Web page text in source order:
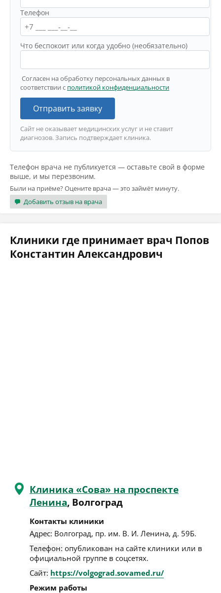
Телефон
Что беспокоит или когда удобно (необязательно)
Согласен на обработку персональных данных в
соответствии с политикой конфиденциальности
Отправить заявку
Сайт не оказывает медицинских услуг и не ставит
диагнозов. Запись подтверждает клиника.
Телефон врача не публикуется — оставьте свой в форме
выше, и мы перезвоним.
Были на приёме? Оцените врача — это займёт минуту.
Добавить отзыв на врача
Клиники где принимает врач Попов
Константин Александрович
Клиника «Сова» на проспекте
Ленина, Волгоград
Контакты клиники
Адрес: Волгоград, пр. им. В. И. Ленина, д. 59Б.
Телефон: опубликован на сайте клиники или в
официальной группе в соцсетях.
Сайт: https://volgograd.sovamed.ru/
Режим работы